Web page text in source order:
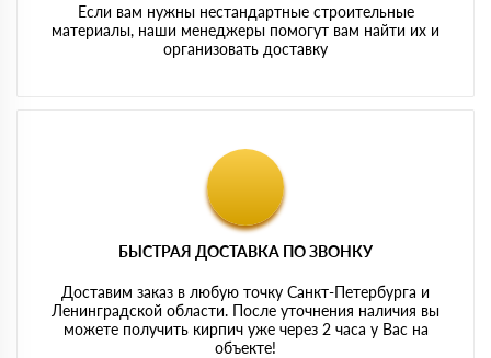
Если вам нужны нестандартные строительные
материалы, наши менеджеры помогут вам найти их и
организовать доставку
БЫСТРАЯ ДОСТАВКА ПО ЗВОНКУ
Доставим заказ в любую точку Санкт-Петербурга и
Ленинградской области. После уточнения наличия вы
можете получить кирпич уже через 2 часа у Вас на
объекте!